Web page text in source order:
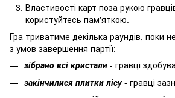
Властивості карт поза рукою
користуйтесь пам'яткою.
Гра триватиме декілька раундів, поки
з умов завершення партії:
зібрано всі кристали - гравці
закінчилися плитки лісу- гравці